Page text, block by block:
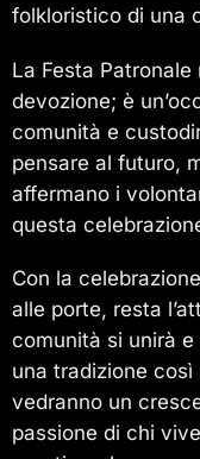
folkloristico di una
La Festa
devozione; è
comunità e
pensare al futuro,
affermano i
questa
Con la
alle porte, resta
comunità si unirà
una tradizione
vedranno un
passione di chi